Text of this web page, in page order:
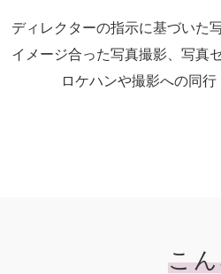
ディレクターの指示に基づいた
イメージ合った写真撮影、写真
ロケハンや撮影への同行
こ